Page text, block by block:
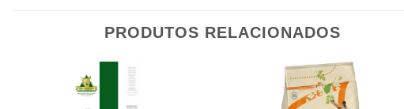
PRODUTOS RELACIONADOS